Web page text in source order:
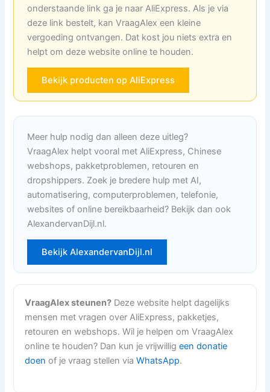
onderstaande link ga je naar AliExpress. Als je via
deze link bestelt, kan VraagAlex een kleine
vergoeding ontvangen. Dat kost jou niets extra en
helpt om deze website online te houden.
Bekijk producten op AliExpress
Meer hulp nodig dan alleen deze uitleg?
VraagAlex helpt vooral met AliExpress, Chinese
webshops, pakketproblemen, retouren en
dropshippers. Zoek je bredere hulp met AI,
automatisering, computerproblemen, telefonie,
websites of online bereikbaarheid? Bekijk dan ook
AlexandervanDijl.nl.
Bekijk AlexandervanDijl.nl
VraagAlex steunen? Deze website helpt dagelijks
mensen met vragen over AliExpress, pakketjes,
retouren en webshops. Wil je helpen om VraagAlex
online te houden? Dan kun je vrijwilligeen donatie
doen of je vraag stellen viaWhatsApp.